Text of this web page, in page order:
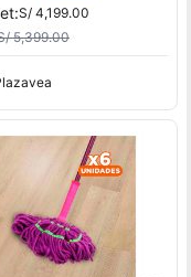
S/ 4,199.00
5,399.00